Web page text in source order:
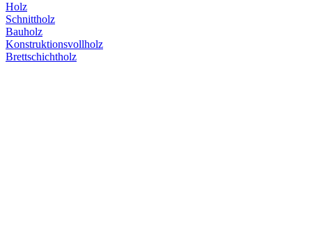
Holz
Schnittholz
Bauholz
Konstruktionsvollholz
Brettschichtholz